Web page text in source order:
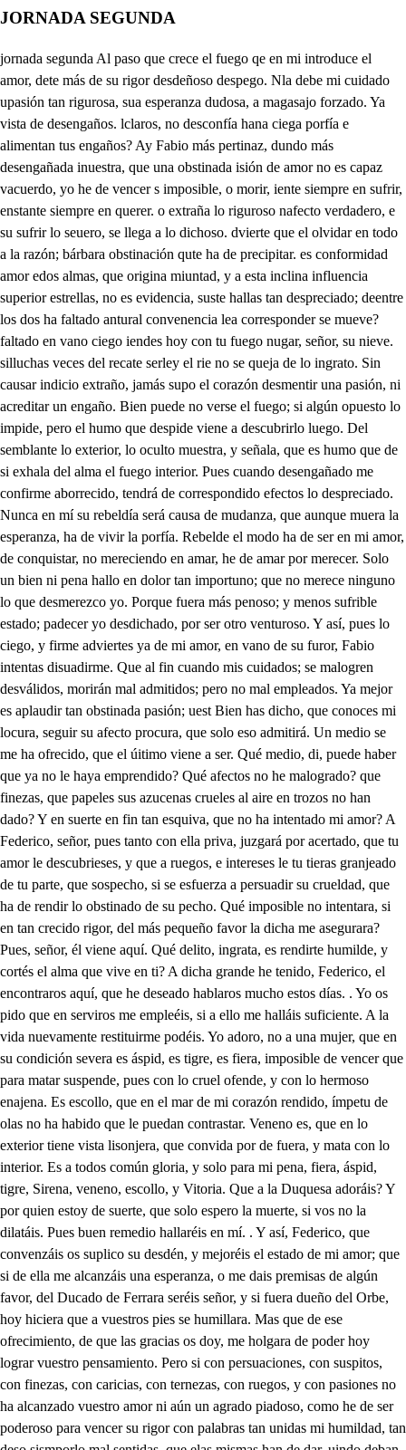
JORNADA SEGUNDA
jornada segunda Al paso que crece el fuego qe en mi introduce el amor, dete más de su rigor desdeñoso despego. Nla debe mi cuidado upasión tan rigurosa, sua esperanza dudosa, a magasajo forzado. Ya vista de desengaños. lclaros, no desconfía hana ciega porfía e alimentan tus engaños? Ay Fabio más pertinaz, dundo más desengañada inuestra, que una obstinada isión de amor no es capaz vacuerdo, yo he de vencer s imposible, o morir, iente siempre en sufrir, enstante siempre en querer. o extraña lo riguroso nafecto verdadero, e su sufrir lo seuero, se llega a lo dichoso. dvierte que el olvidar en todo a la razón; bárbara obstinación qute ha de precipitar. es conformidad amor edos almas, que origina miuntad, y a esta inclina influencia superior estrellas, no es evidencia, suste hallas tan despreciado; deentre los dos ha faltado antural convenencia lea corresponder se mueve? faltado en vano ciego iendes hoy con tu fuego nugar, señor, su nieve. silluchas veces del recate serley el rie no se queja de lo ingrato. Sin causar indicio extraño, jamás supo el corazón desmentir una pasión, ni acreditar un engaño. Bien puede no verse el fuego; si algún opuesto lo impide, pero el humo que despide viene a descubrirlo luego. Del semblante lo exterior, lo oculto muestra, y señala, que es humo que de si exhala del alma el fuego interior. Pues cuando desengañado me confirme aborrecido, tendrá de correspondido efectos lo despreciado. Nunca en mí su rebeldía será causa de mudanza, que aunque muera la esperanza, ha de vivir la porfía. Rebelde el modo ha de ser en mi amor, de conquistar, no mereciendo en amar, he de amar por merecer. Solo un bien ni pena hallo en dolor tan importuno; que no merece ninguno lo que desmerezco yo. Porque fuera más penoso; y menos sufrible estado; padecer yo desdichado, por ser otro venturoso. Y así, pues lo ciego, y firme adviertes ya de mi amor, en vano de su furor, Fabio intentas disuadirme. Que al fin cuando mis cuidados; se malogren desválidos, morirán mal admitidos; pero no mal empleados. Ya mejor es aplaudir tan obstinada pasión; uest Bien has dicho, que conoces mi locura, seguir su afecto procura, que solo eso admitirá. Un medio se me ha ofrecido, que el úitimo viene a ser. Qué medio, di, puede haber que ya no le haya emprendido? Qué afectos no he malogrado? que finezas, que papeles sus azucenas crueles al aire en trozos no han dado? Y en suerte en fin tan esquiva, que no ha intentado mi amor? A Federico, señor, pues tanto con ella priva, juzgará por acertado, que tu amor le descubrieses, y que a ruegos, e intereses le tu tieras granjeado de tu parte, que sospecho, si se esfuerza a persuadir su crueldad, que ha de rendir lo obstinado de su pecho. Qué imposible no intentara, si en tan crecido rigor, del más pequeño favor la dicha me asegurara? Pues, señor, él viene aquí. Qué delito, ingrata, es rendirte humilde, y cortés el alma que vive en ti? A dicha grande he tenido, Federico, el encontraros aquí, que he deseado hablaros mucho estos días. . Yo os pido que en serviros me empleéis, si a ello me halláis suficiente. A la vida nuevamente restituirme podéis. Yo adoro, no a una mujer, que en su condición severa es áspid, es tigre, es fiera, imposible de vencer que para matar suspende, pues con lo cruel ofende, y con lo hermoso enajena. Es escollo, que en el mar de mi corazón rendido, ímpetu de olas no ha habido que le puedan contrastar. Veneno es, que en lo exterior tiene vista lisonjera, que convida por de fuera, y mata con lo interior. Es a todos común gloria, y solo para mi pena, fiera, áspid, tigre, Sirena, veneno, escollo, y Vitoria. Que a la Duquesa adoráis? Y por quien estoy de suerte, que solo espero la muerte, si vos no la dilatáis. Pues buen remedio hallaréis en mí. . Y así, Federico, que convenzáis os suplico su desdén, y mejoréis el estado de mi amor; que si de ella me alcanzáis una esperanza, o me dais premisas de algún favor, del Ducado de Ferrara seréis señor, y si fuera dueño del Orbe, hoy hiciera que a vuestros pies se humillara. Mas que de ese ofrecimiento, de que las gracias os doy, me holgara de poder hoy lograr vuestro pensamiento. Pero si con persuaciones, con suspitos, con finezas, con caricias, con ternezas, con ruegos, y con pasiones no ha alcanzado vuestro amor ni aún un agrado piadoso, como he de ser poderoso para vencer su rigor con palabras tan unidas mi humildad, tan deso sismporlo mal sentidas, que elas mismas han de dar, uindo deban conseguir mlaley de persuadir, dotrina para negar? ̱. Muchas veces lo severo eun desdén fiero, y constante, nlocontience un amante, ylo persuade un tercero. Que una mujer con mayor nogodirá que quiere ique inclinada estuviere, que al que no tuviere amor. Jasí, yo sé que podréis miligar tanta inclemencia, son toda diligencia, fedérico, lo emprendéis. uesa os puedo prometer le mi parte, y el deseo leque al yugo de Himeneo soncordes os llegue a ver, cundo no podáis lograr sn fino amor (que ha de ser mas cierto, y lo que yo poaré.) Quién llegó mel mundo a merecer Juldicha de vuestra mano? oi vida, y suerte me dais, puesto que me aseguráis infavor tan soberano. la diligencia os prometo, que asegurar no podré dvencimiento. . Yo se qetendrá dichoso efecto duidado que en vos empleo; jovoy con gran confianza. De el cielo a vuestra esperanza asuceso que deseo. Que mucho altiva deidad, que a tu poder soberano odo corazón humano sujete la libertad? Que mucho, Victoria bella, side tu claro esplendor, Sol, Planeta mayor es ya mer Qué mucho, o Aurora hermosa! sin tus purpúreos albores, la familia de las flores debe pompa más costosa? Que mucho o divino rayo de celeste monarquía! si luz dispensas al día? si adorno prestas al Mayo? Y que mucho, o celestial parto de naturaleza! si de la humana belleza afrenta eres general? Yo misma he desconocido lo que soy, por lo que fui, ayer al amor vencí, y hoy el amor me ha vencido: pero si me he resistido mármol, aunque a su inclemencia fue debil mi resistencia, ya es el delito menor, que no es error, el error en que le cae por violencia. Contra superior poder es en vano competir, que el procurar resistir, disculpa del no vencer: el que se llega a oponer esforzado, y atrevido, siendo inferior, ya ha cumplido con el valor altamente, y le aclamarán valiente, aunque le aqviertan vencido. Mas que sofilticamente, por no ofender mi grandeza, disculpo de mi flaqueza el desacierto indecente! que haya sido suficiente hombre de tan vil estado a deslucir lo sagrado de mi honor! suerte cruel! que por acordarme de él, de quien soy me haya olvidado. Pero hasta ahora no ha sido tan descortés mi pasió que de la imaginación a salir se haya atrevido: no al labio la he permitido, mas no porque se ignoró un delito se excusó, que para mí viene a ser, como el llegarla a saber todos, el saberla yo. Mucho me importaba hablar a Federico, y no puedo hallarle; pero qué miro? la Duquesa es, yo me vuelvo. Quién es? esperad. . Señora, Fileno soy, el casero de esa Quinta, en que soléis divertir el gusto, vengo a buscar a Federico como amigo, y como a deudo. El error me perdonad de haber llegado indiscreto hasta aquí, que con volverme le enmendaré por lo menos. No os vais Fileno, aguardad, que antes quiero agradeceros lo que pensáis que a culparos me dispongo, porque tengo un caso que averiguar con vos, advertid primero que soy yo con quien habláis; y si con labio siniestro me ocultáis una verdad, de que informarme pretendo, os puede costar la vida, aquesto ahora os prevengo, porque en mí se justifiquen después rigores severos, si acaso os hallo engañoso; aveisme entendido? . Cielos, que será lo que procura averiguar? bien advierto que me intimáis cuidadosa, con inviolable precepto, que a lo que habéis de inquirir os responda verdadero: yo protesto, gran señora, de observar el orden vuestro. Decidme pues, ese mozo, ese que en tosco, y grosero sayal me libró bizarro de aquel alevoso intento, Federico es el que digo, es hijo de esos soberbios montes, o más calidad debe su sangre a los cielos? Qué responderé? . No habláis? Señora. A deciros vuelvo, que si negáis la verdad, ponéis la vida a gran riesgo. Delito fuera negaros cosa que con tanto afecto procuráis saber, y así no os la reserve mi pecho: no es villano Federico. No es villanos según eso, yo confirme mis indicios; ahora a vivir empiezo; sabéis quién es? . Eso ignoro, lo que se deciros quiero. Un mes ha que en traje noble llegó a este monte, yo pienso, no con certeza lo sé, que de algún fracaso huyendo. Donde en un tosco disfraz comuta las galas luego, y solo a mi quiso hacerme archivo de este secreto. En mi albergue le hospedé, aunque pobre, con afecto de amigo, y en él ha estado oculto todo este tiempo. Una sortija me dio, que es también buen argumento de su calidad, que vale quinientos escudos. . Cielos, con más defenfado ya sujetar mi altivez puedo, pues se ha mejorado tanto de mi elección el objecto: que nunca quién era os dijo? cuanto las palabras templo, por no darso nca del pude saberlo, pero si se ha de juzgar loimerior por lo que vemos esteriormente, él lo ha dicho sudecirlo. . Vos, Fileno, habéis inferido bien, andad, que yo os agradezco este por un gran servicio, y pagárosle prometo. il. Milaños, señora, os guarde, parabién de Mantua, el cielo, Renazca ya mi esperanza con más animoso esfuerzo, notímida se marchite entre bastardos recelos. Cluela. . Señora mía. Qué cuidados, que desvelos tedesasosiegan tanto, que siempre vienes riñendo asolas contigo misma, el semblante descontento, somando con inquietud, entte impacientes despegos, tuncada acento un suspiro, y concada acción un ceño? que nueva pasión te obliga atan extraños extremos? Si de la ley rigurosa deamor, el dominio ciego pofanar hubiera osado, señora, tu altivo pecho, aueviérame a decirte lcausa de mi desvelo. Mas viendo en tu reclusión la voluntad al Imperio de la razón tan rendida, eigusto tan extranjero tu esos floridos anos, que se desconoce en ellos, yen esa edad ya logrados nnclanos advertimientos, diorzoso que temisa e